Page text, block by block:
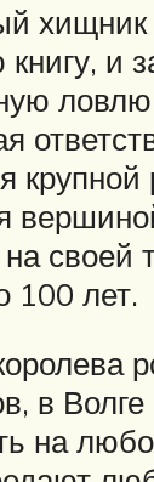
хищник
и
своей
100 лет.
в Волге
на